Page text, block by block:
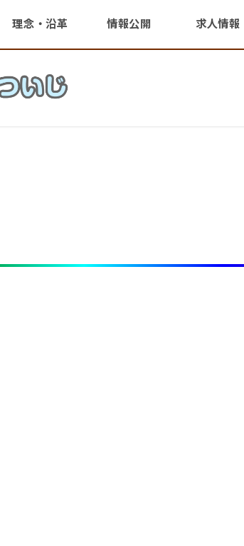
理念・沿革 情報公開 求人情報